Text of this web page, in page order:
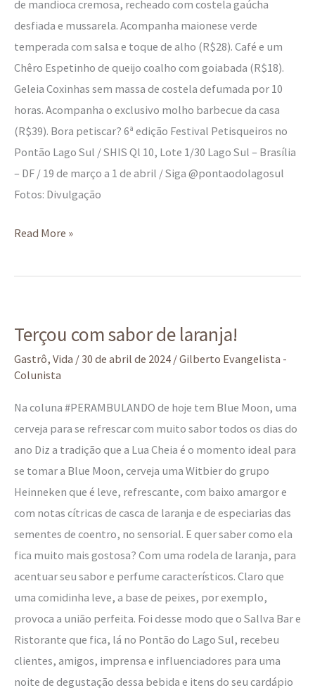
de mandioca cremosa, recheado com costela gaúcha
desfiada e mussarela. Acompanha maionese verde
temperada com salsa e toque de alho (R$28). Café e um
Chêro Espetinho de queijo coalho com goiabada (R$18).
Geleia Coxinhas sem massa de costela defumada por 10
horas. Acompanha o exclusivo molho barbecue da casa
(R$39). Bora petiscar? 6ª edição Festival Petisqueiros no
Pontão Lago Sul / SHIS Ql 10, Lote 1/30 Lago Sul – Brasília
– DF / 19 de março a 1 de abril / Siga @pontaodolagosul
Fotos: Divulgação
Read More »
Terçou com sabor de laranja!
Gastrô, Vida /30 de abril de 2024 /Gilberto Evangelista -
Colunista
Na coluna #PERAMBULANDO de hoje tem Blue Moon, uma
cerveja para se refrescar com muito sabor todos os dias do
ano Diz a tradição que a Lua Cheia é o momento ideal para
se tomar a Blue Moon, cerveja uma Witbier do grupo
Heinneken que é leve, refrescante, com baixo amargor e
com notas cítricas de casca de laranja e de especiarias das
sementes de coentro, no sensorial. E quer saber como ela
fica muito mais gostosa? Com uma rodela de laranja, para
acentuar seu sabor e perfume característicos. Claro que
uma comidinha leve, a base de peixes, por exemplo,
provoca a união perfeita. Foi desse modo que o Sallva Bar e
Ristorante que fica, lá no Pontão do Lago Sul, recebeu
clientes, amigos, imprensa e influenciadores para uma
noite de degustação dessa bebida e itens do seu cardápio
com
sabor
de